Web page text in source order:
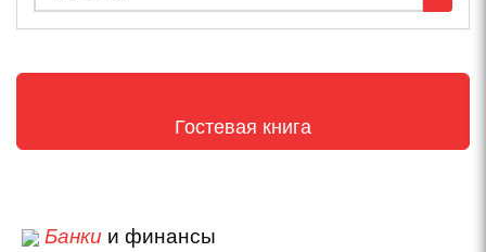
Гостевая книга
Банки и финансы